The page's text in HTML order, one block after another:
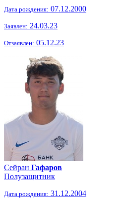
Дата рождения: 07.12.2000
Заявлен: 24.03.23
Отзаявлен: 05.12.23
Сейран Гафаров
Полузащитник
Дата рождения: 31.12.2004